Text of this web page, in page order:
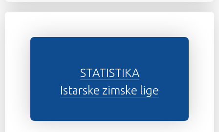
STATISTIKA
Istarske zimske lige